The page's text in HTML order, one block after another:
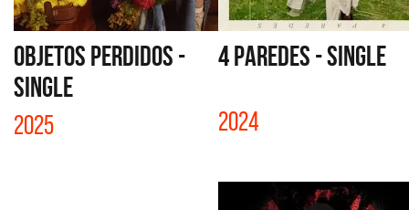
OBJETOS PERDIDOS -
SINGLE
2025
4 PAREDES - SINGLE
2024